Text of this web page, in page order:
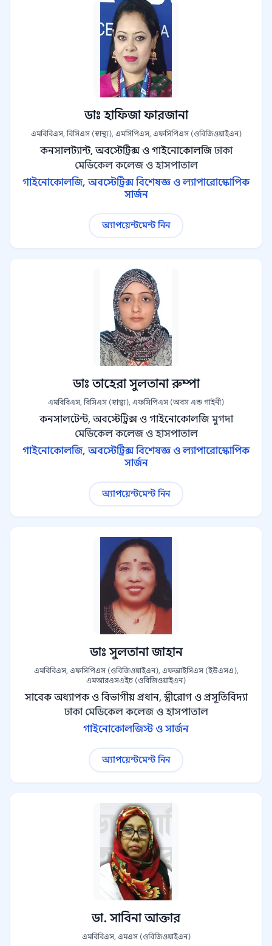
ডাঃ হাফিজা ফারজানা
এমবিবিএস, বিসিএস (স্বাস্থ্য), এমসিপিএস, এফসিপিএস (ওবিজিওয়াইএন)
কনসালট্যান্ট, অবস্টেট্রিক্স ও গাইনোকোলজি ঢাকা
মেডিকেল কলেজ ও হাসপাতাল
গাইনোকোলজি, অবস্টেট্রিক্স বিশেষজ্ঞ ও ল্যাপারোস্কোপিক
সার্জন
অ্যাপয়েন্টমেন্ট নিন
ডাঃ তাহেরা সুলতানা রুম্পা
এমবিবিএস, বিসিএস (স্বাস্থ্য), এফসিপিএস (অবস এন্ড গাইনী)
কনসালটেন্ট, অবস্টেট্রিক্স ও গাইনোকোলজি মুগদা
মেডিকেল কলেজ ও হাসপাতাল
গাইনোকোলজি, অবস্টেট্রিক্স বিশেষজ্ঞ ও ল্যাপারোস্কোপিক
সার্জন
অ্যাপয়েন্টমেন্ট নিন
ডাঃ সুলতানা জাহান
এমবিবিএস, এফসিপিএস (ওবিজিওয়াইএন), এফআইসিএস (ইউএসএ),
এমআরএসএইচ (ওবিজিওয়াইএন)
সাবেক অধ্যাপক ও বিভাগীয় প্রধান, স্ত্রীরোগ ও প্রসূতিবিদ্যা
ঢাকা মেডিকেল কলেজ ও হাসপাতাল
গাইনোকোলজিস্ট ও সার্জন
অ্যাপয়েন্টমেন্ট নিন
ডা. সাবিনা আক্তার
এমবিবিএস, এমএস (ওবিজিওয়াইএন)